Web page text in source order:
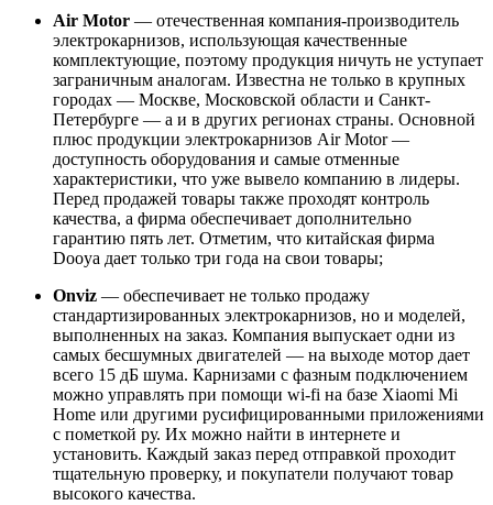
Air Motor — отечественная компания-производитель
электрокарнизов, использующая качественные
комплектующие, поэтому продукция ничуть не уступает
заграничным аналогам. Известна не только в крупных
городах — Москве, Московской области и Санкт-
Петербурге — а и в других регионах страны. Основной
плюс продукции электрокарнизов Air Motor —
доступность оборудования и самые отменные
характеристики, что уже вывело компанию в лидеры.
Перед продажей товары также проходят контроль
качества, а фирма обеспечивает дополнительно
гарантию пять лет. Отметим, что китайская фирма
Dooya дает только три года на свои товары;
Onviz — обеспечивает не только продажу
стандартизированных электрокарнизов, но и моделей,
выполненных на заказ. Компания выпускает одни из
самых бесшумных двигателей — на выходе мотор дает
всего 15 дБ шума. Карнизами с фазным подключением
можно управлять при помощи wi-fi на базе Xiaomi Mi
Home или другими русифицированными приложениями
с пометкой ру. Их можно найти в интернете и
установить. Каждый заказ перед отправкой проходит
тщательную проверку, и покупатели получают товар
высокого качества.